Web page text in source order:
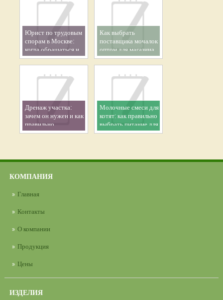
Юрист по трудовым
спорам в Москве:
когда обращаться и
как выбрать
специалиста
Как выбрать
поставщика мочалок
оптом для магазина
Дренаж участка:
зачем он нужен и как
правильно
организовать
Молочные смеси для
котят: как правильно
выбрать питание для
здорового роста
КОМПАНИЯ
Главная
Контакты
О компании
Продукция
Цены
ИЗДЕЛИЯ